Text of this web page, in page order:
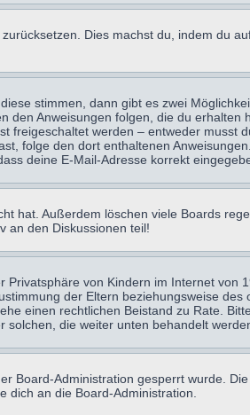
Dies machst du, indem du
stimmen, dann gibt es zwei
Anweisungen folgen, die du erhalten
werden – entweder musst
folge den dort enthaltenen
deine E-Mail-Adresse korrekt
hat. Außerdem löschen viele Boards
an den Diskussionen teil!
von Kindern im Internet von
der Eltern beziehungsweise
einen rechtlichen Beistand zu Rate.
die weiter unten behandelt
Board-Administration gesperrt wurde.
dich an die Board-Administration.